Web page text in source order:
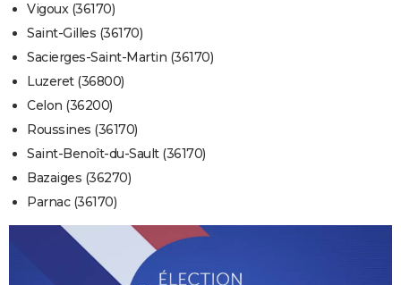
Vigoux (36170)
Saint-Gilles (36170)
Sacierges-Saint-Martin (36170)
Luzeret (36800)
Celon (36200)
Roussines (36170)
Saint-Benoît-du-Sault (36170)
Bazaiges (36270)
Parnac (36170)